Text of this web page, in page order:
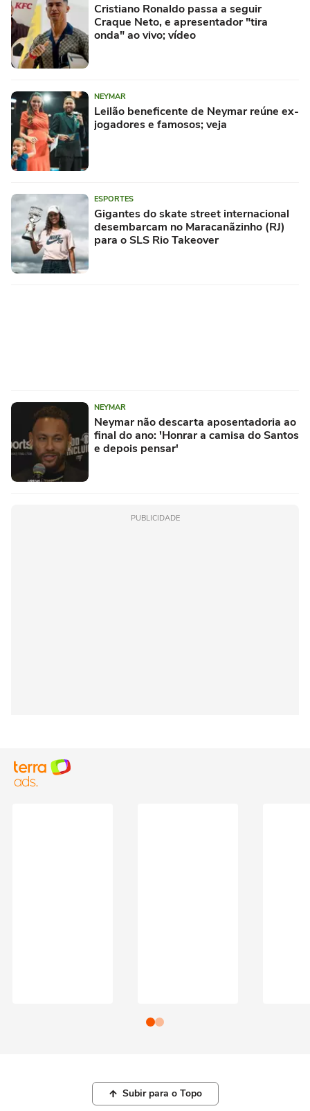
Cristiano Ronaldo passa a seguir
Craque Neto, e apresentador "tira
onda" ao vivo; vídeo
NEYMAR
Leilão beneficente de Neymar reúne ex-
jogadores e famosos; veja
ESPORTES
Gigantes do skate street internacional
desembarcam no Maracanãzinho (RJ)
para o SLS Rio Takeover
NEYMAR
Neymar não descarta aposentadoria ao
final do ano: 'Honrar a camisa do Santos
e depois pensar'
PUBLICIDADE
Subir para o Topo